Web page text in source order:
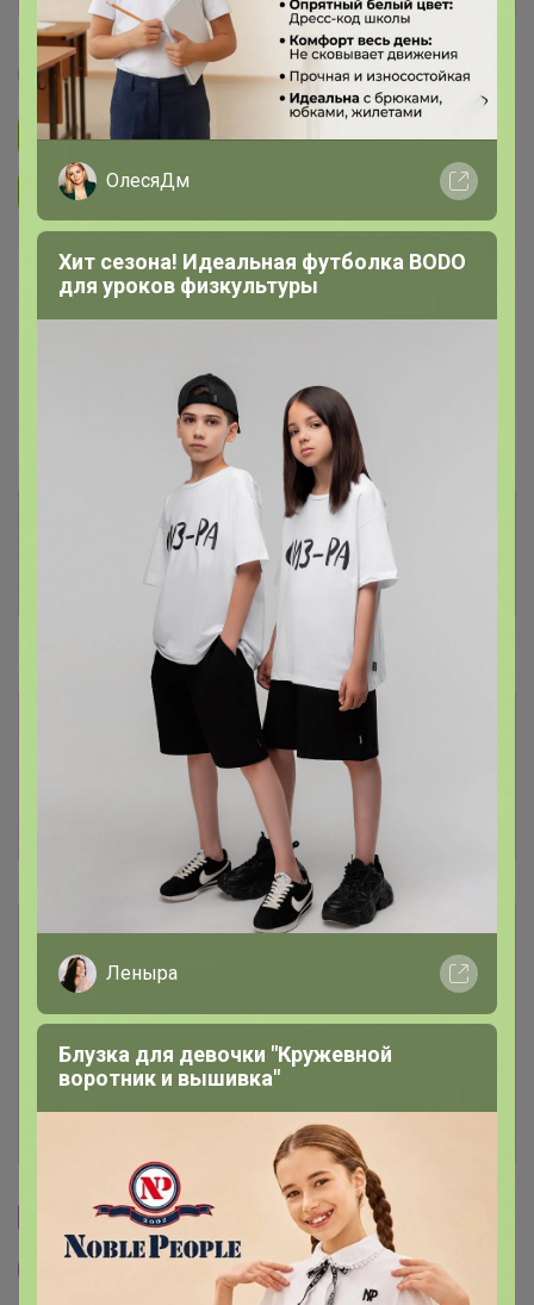
Артемида
Подписаться на закупку
Подписаться на организатора
В архиве Собрано
Комментарии к лотам
Отзывы участников
Прямая оплата! Уважаемые участники,
поставщик просто мега затянул отправку из-
за карнавальных костюмов! Наконец- то нам
отправляет наш заказ. Прошу прощения за
данную ситуацию.
Описание
Условия участия
Ключевые даты
История проведённых выкупов
Cтраничка организатора
Другие СП организатора Артемида
ОлесяДм
Хит сезона! Идеальная футболка BODO
для уроков физкультуры
Леныра
Блузка для девочки "Кружевной
воротник и вышивка"